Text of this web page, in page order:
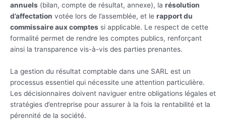
annuels (bilan, compte de résultat, annexe), la résolution
d’affectation votée lors de l’assemblée, et le rapport du
commissaire aux comptes si applicable. Le respect de cette
formalité permet de rendre les comptes publics, renforçant
ainsi la transparence vis-à-vis des parties prenantes.
La gestion du résultat comptable dans une SARL est un
processus essentiel qui nécessite une attention particulière.
Les décisionnaires doivent naviguer entre obligations légales et
stratégies d’entreprise pour assurer à la fois la rentabilité et la
pérennité de la société.